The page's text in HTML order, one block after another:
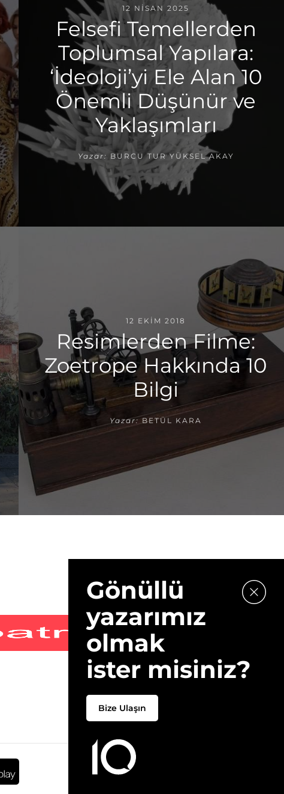
12 NISAN 2025
Felsefi Temellerden
Toplumsal Yapılara:
‘İdeoloji’yi Ele Alan 10
Önemli Düşünür ve
Yaklaşımları
Yazar: BURCU TUR YÜKSEL AKAY
12 EKIM 2018
Resimlerden Filme:
Zoetrope Hakkında 10
Bilgi
Yazar: BETÜL KARA
Gönüllü
yazarımız
olmak
ister misiniz?
Bize Ulaşın